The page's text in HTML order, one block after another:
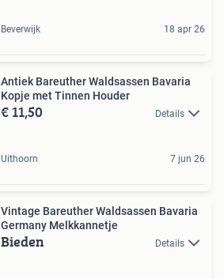
Beverwijk 18 apr 26
Antiek Bareuther Waldsassen Bavaria
Kopje met Tinnen Houder
€ 11,50 Details
Uithoorn 7 jun 26
Vintage Bareuther Waldsassen Bavaria
Germany Melkkannetje
Bieden Details